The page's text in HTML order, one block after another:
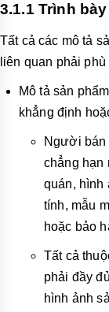
3.1.1 Trình
Tất cả các mô tả
liên quan phải
Mô tả sản
khẳng định
Người bán
chẳng hạn
quán, hình
tính, mẫu
hoặc bảo
Tất cả
phải đầy
hình ảnh